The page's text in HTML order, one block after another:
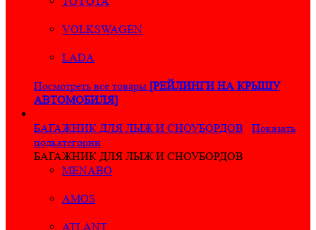
VOLKSWAGEN
LADA
Посмотреть все товары [РЕЙЛИНГИ НА КРЫШУ
АВТОМОБИЛЯ]
БАГАЖНИК ДЛЯ ЛЫЖ И СНОУБОРДОВ
Показать
подкатегории
БАГАЖНИК ДЛЯ ЛЫЖ И СНОУБОРДОВ
MENABO
AMOS
ATLANT